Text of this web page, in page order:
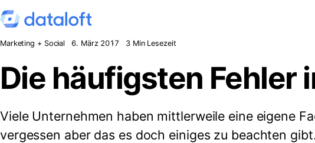
Zum Inhalt springen
Marketing + Social 6. März 2017 3 Min Lesezeit
Die häufigsten Fehler
Viele Unternehmen haben mittlerweile eine eigene
vergessen aber das es doch einiges zu beachten